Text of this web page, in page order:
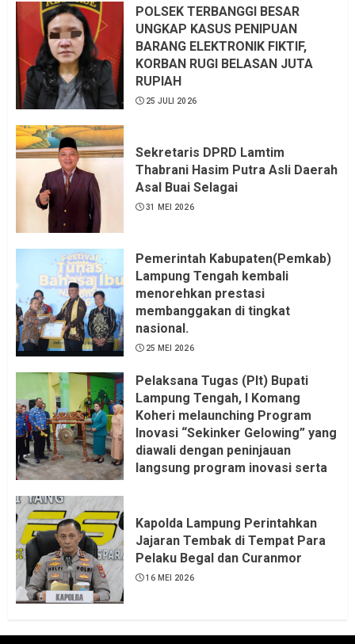
Sangat menantang Aturan dan
Dapat saya pastikan penuh Unsur
KKN, dan Unsur Politik.
6 AGUSTUS 2026
POLSEK TERBANGGI BESAR
UNGKAP KASUS PENIPUAN
BARANG ELEKTRONIK FIKTIF,
KORBAN RUGI BELASAN JUTA
RUPIAH
25 JULI 2026
Sekretaris DPRD Lamtim
Thabrani Hasim Putra Asli Daerah
Asal Buai Selagai
31 MEI 2026
Pemerintah Kabupaten(Pemkab)
Lampung Tengah kembali
menorehkan prestasi
membanggakan di tingkat
nasional.
25 MEI 2026
Pelaksana Tugas (Plt) Bupati
Lampung Tengah, I Komang
Koheri melaunching Program
Inovasi “Sekinker Gelowing” yang
diawali dengan peninjauan
langsung program inovasi serta
Bandar Jaya Barat, Kecamatan
Terbanggi Besar, Rabu
(20/05/2026).
21 MEI 2026
Kapolda Lampung Perintahkan
Jajaran Tembak di Tempat Para
Pelaku Begal dan Curanmor
16 MEI 2026